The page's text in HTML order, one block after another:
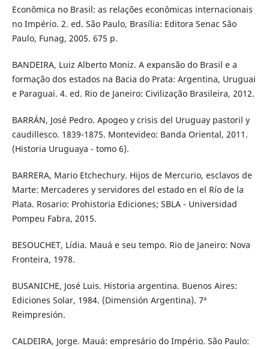
Econômica no Brasil: as relações econômicas internacionais
no Império. 2. ed. São Paulo, Brasília: Editora Senac São
Paulo, Funag, 2005. 675 p.
BANDEIRA, Luiz Alberto Moniz. A expansão do Brasil e a
formação dos estados na Bacia do Prata: Argentina, Uruguai
e Paraguai. 4. ed. Rio de Janeiro: Civilização Brasileira, 2012.
BARRÁN, José Pedro. Apogeo y crisis del Uruguay pastoril y
caudillesco. 1839-1875. Montevideo: Banda Oriental, 2011.
(Historia Uruguaya - tomo 6).
BARRERA, Mario Etchechury. Hijos de Mercurio, esclavos de
Marte: Mercaderes y servidores del estado en el Río de la
Plata. Rosario: Prohistoria Ediciones; SBLA - Universidad
Pompeu Fabra, 2015.
BESOUCHET, Lídia. Mauá e seu tempo. Rio de Janeiro: Nova
Fronteira, 1978.
BUSANICHE, José Luis. Historia argentina. Buenos Aires:
Ediciones Solar, 1984. (Dimensión Argentina). 7ª
Reimpresión.
CALDEIRA, Jorge. Mauá: empresário do Império. São Paulo: